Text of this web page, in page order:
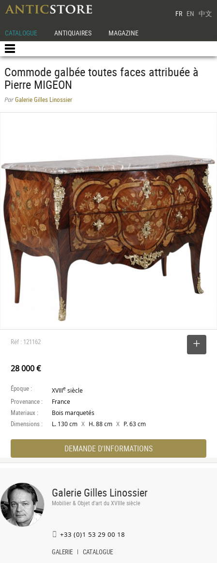
FR EN 中文
CATALOGUE ANTIQUAIRES MAGAZINE
Commode galbée toutes faces attribuée à
Pierre MIGEON
ParGalerie Gilles Linossier
Réf : 121162
28 000 €
Époque : XVIIIe siècle
Provenance : France
Materiaux : Bois marquetés
Dimensions : L. 130 cm X H. 88 cm X P. 63 cm
DEMANDE D'INFORMATIONS
Galerie Gilles Linossier
Mobilier & Objet d'art du XVIIIe siècle
+33 (0)1 53 29 00 18
GALERIE CATALOGUE